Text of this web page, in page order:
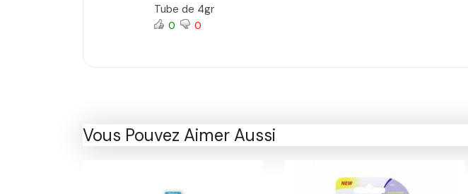
Tube de 4gr
0 0
Vous Pouvez Aimer Aussi